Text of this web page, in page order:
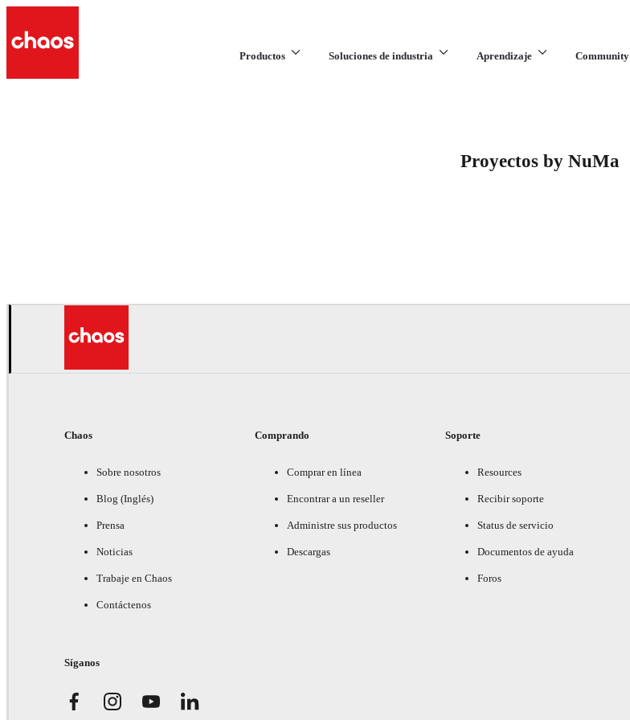
Productos Soluciones de industria Aprendizaje Community
Proyectos by NuMa
Chaos
Sobre nosotros
Blog (Inglés)
Prensa
Noticias
Trabaje en Chaos
Contáctenos
Comprando
Comprar en línea
Encontrar a un reseller
Administre sus productos
Descargas
Soporte
Resources
Recibir soporte
Status de servicio
Documentos de ayuda
Foros
Síganos